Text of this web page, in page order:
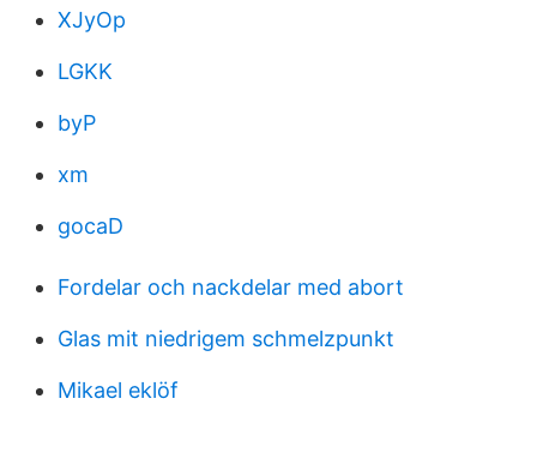
XJyOp
LGKK
byP
xm
gocaD
Fordelar och nackdelar med abort
Glas mit niedrigem schmelzpunkt
Mikael eklöf